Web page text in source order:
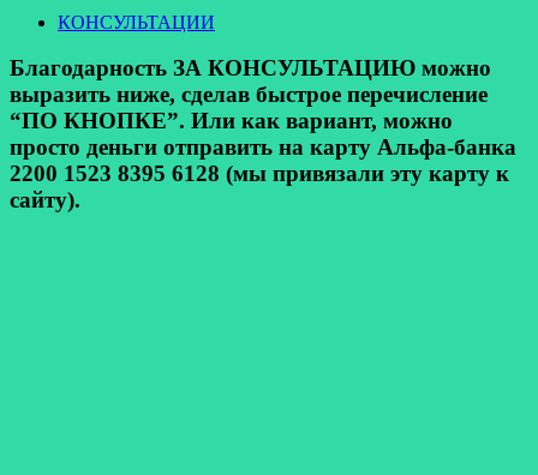
КОНСУЛЬТАЦИИ
Благодарность ЗА КОНСУЛЬТАЦИЮ можно
выразить ниже, сделав быстрое перечисление
“ПО КНОПКЕ”. Или как вариант, можно
просто деньги отправить на карту Альфа-банка
2200 1523 8395 6128 (мы привязали эту карту к
сайту).